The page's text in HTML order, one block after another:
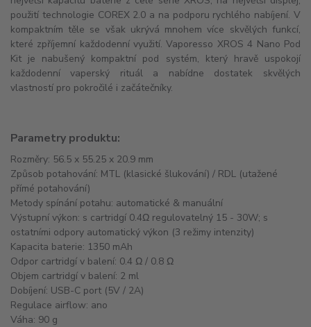
použití technologie COREX 2.0 a na podporu rychlého nabíjení. V
kompaktním těle se však ukrývá mnohem více skvělých funkcí,
které zpříjemní každodenní využití. Vaporesso XROS 4 Nano Pod
Kit je nabušený kompaktní pod systém, který hravě uspokojí
každodenní vaperský rituál a nabídne dostatek skvělých
vlastností pro pokročilé i začátečníky.
Parametry produktu:
Rozměry: 56.5 x 55.25 x 20.9 mm
Způsob potahování: MTL (klasické šlukování) / RDL (utažené
přímé potahování)
Metody spínání potahu: automatické & manuální
Výstupní výkon: s cartridgí 0.4Ω regulovatelný 15 - 30W; s
ostatními odpory automatický výkon (3 režimy intenzity)
Kapacita baterie: 1350 mAh
Odpor cartridgí v balení: 0.4 Ω / 0.8 Ω
Objem cartridgí v balení: 2 ml
Dobíjení: USB-C port (5V / 2A)
Regulace airflow: ano
Váha: 90 g